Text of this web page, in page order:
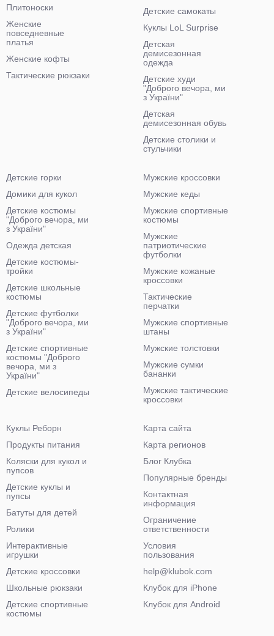
Плитоноски
Женские
повседневные
платья
Женские кофты
Тактические рюкзаки
Детские самокаты
Куклы LoL Surprise
Детская
демисезонная
одежда
Детские худи
"Доброго вечора, ми
з України"
Детская
демисезонная обувь
Детские столики и
стульчики
Детские горки
Домики для кукол
Детские костюмы
"Доброго вечора, ми
з України"
Одежда детская
Детские костюмы-
тройки
Детские школьные
костюмы
Детские футболки
"Доброго вечора, ми
з України"
Детские спортивные
костюмы "Доброго
вечора, ми з
України"
Детские велосипеды
Мужские кроссовки
Мужские кеды
Мужские спортивные
костюмы
Мужские
патриотические
футболки
Мужские кожаные
кроссовки
Тактические
перчатки
Мужские спортивные
штаны
Мужские толстовки
Мужские сумки
бананки
Мужские тактические
кроссовки
Куклы Реборн
Продукты питания
Коляски для кукол и
пупсов
Детские куклы и
пупсы
Батуты для детей
Ролики
Интерактивные
игрушки
Детские кроссовки
Школьные рюкзаки
Детские спортивные
костюмы
Карта сайта
Карта регионов
Блог Клубка
Популярные бренды
Контактная
информация
Ограничение
ответственности
Условия
пользования
help@klubok.com
Клубок для iPhone
Клубок для Android